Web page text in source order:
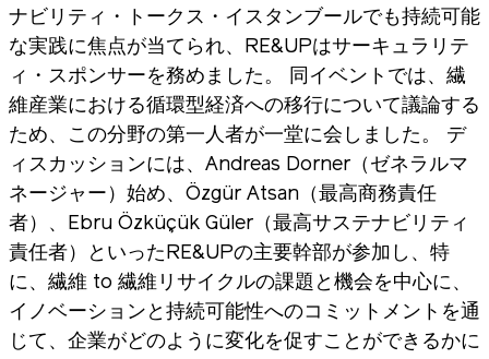
ナビリティ・トークス・イスタンブールでも持続可能
な実践に焦点が当てられ、RE&UPはサーキュラリテ
ィ・スポンサーを務めました。 同イベントでは、繊
維産業における循環型経済への移行について議論する
ため、この分野の第一人者が一堂に会しました。 デ
ィスカッションには、Andreas Dorner（ゼネラルマ
ネージャー）始め、Özgür Atsan（最高商務責任
者）、Ebru Özküçük Güler（最高サステナビリティ
責任者）といったRE&UPの主要幹部が参加し、特
に、繊維 to 繊維リサイクルの課題と機会を中心に、
イノベーションと持続可能性へのコミットメントを通
じて、企業がどのように変化を促すことができるかに